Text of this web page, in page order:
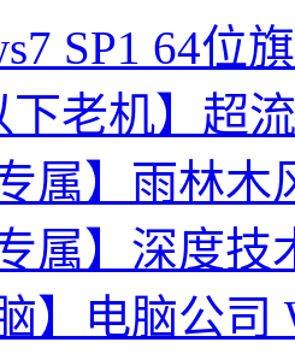
SP1 64位
下老机】超
属】雨林木
属】深度技
】电脑公司